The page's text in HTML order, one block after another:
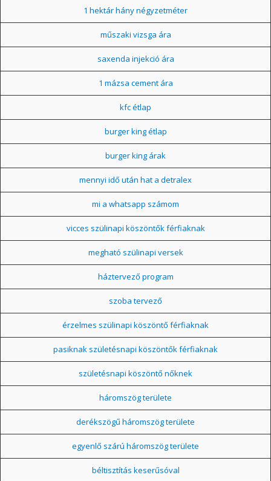
1 hektár hány négyzetméter
műszaki vizsga ára
saxenda injekció ára
1 mázsa cement ára
kfc étlap
burger king étlap
burger king árak
mennyi idő után hat a detralex
mi a whatsapp számom
vicces szülinapi köszöntők férfiaknak
megható szülinapi versek
háztervező program
szoba tervező
érzelmes szülinapi köszöntő férfiaknak
pasiknak születésnapi köszöntők férfiaknak
születésnapi köszöntő nőknek
háromszög területe
derékszögű háromszög területe
egyenlő szárú háromszög területe
béltisztítás keserűsóval